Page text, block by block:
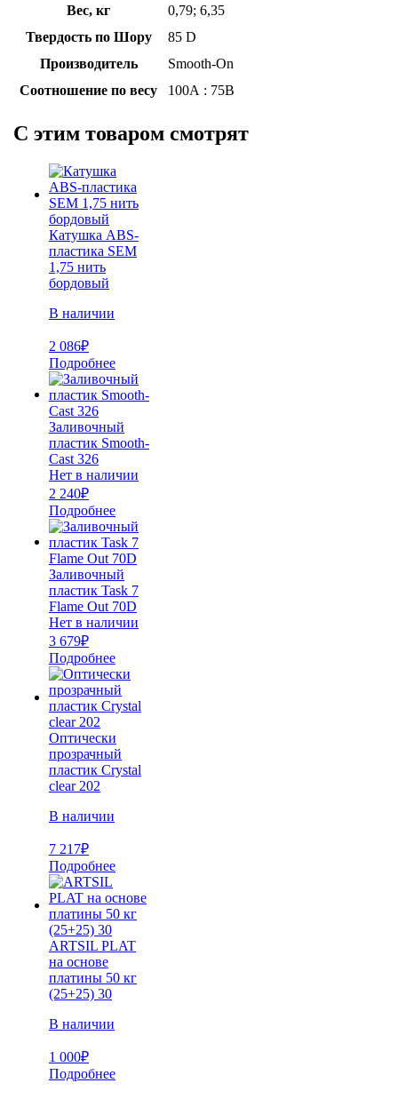
Вес, кг
0,79; 6,35
Твердость по Шору
85 D
Производитель
Smooth-On
Соотношение по весу
100А : 75В
C этим товаром смотрят
Катушка ABS-
пластика SEM
1,75 нить
бордовый
В наличии
2 086₽
Подробнее
Заливочный
пластик Smooth-
Cast 326
Нет в наличии
2 240₽
Подробнее
Заливочный
пластик Task 7
Flame Out 70D
Нет в наличии
3 679₽
Подробнее
Оптически
прозрачный
пластик Crystal
clear 202
В наличии
7 217₽
Подробнее
ARTSIL PLAT
на основе
платины 50 кг
(25+25) 30
В наличии
1 000₽
Подробнее